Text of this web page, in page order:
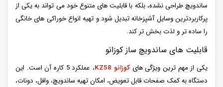
ساندویچ طراحی نشده، بلکه با قابلیت های متنوع خود می تواند به یکی از
پرکاربردترین وسایل آشپزخانه تبدیل شود و تهیه انواع خوراکی های خانگی
را ساده تر و لذت بخش تر کند.
قابلیت های ساندویچ ساز کوزانو
یکی از مهم ترین ویژگی هایکوزانو KZ58
، عملکرد 5 کاره آن است. این
دستگاه به کمک صفحات قابل تعویض، امکان تهیه ساندویچ، وافل، دونات،